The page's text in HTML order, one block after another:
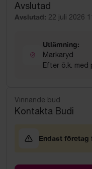
Powered by
Avslutad
Avslutad: 22 juli 2026
Utlämning:
Markaryd
Efter ö.k. med
Vinnande bud
Kontakta Budi
Endast